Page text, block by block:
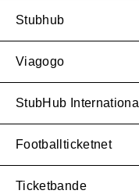
Stubhub
Viagogo
StubHub International
Footballticketnet
Ticketbande